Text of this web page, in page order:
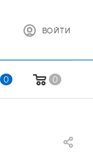
ВОЙТИ
0 0